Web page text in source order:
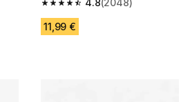
reviews
T140 - Κατηγορία 3
4.8
4.8 out of 5 stars from 2048
(2048)
11,99 €